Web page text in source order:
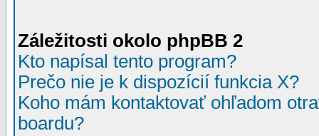
Záležitosti okolo phpBB 2
Kto napísal tento program?
Prečo nie je k dispozícií funkcia X?
Koho mám kontaktovať ohľadom
boardu?